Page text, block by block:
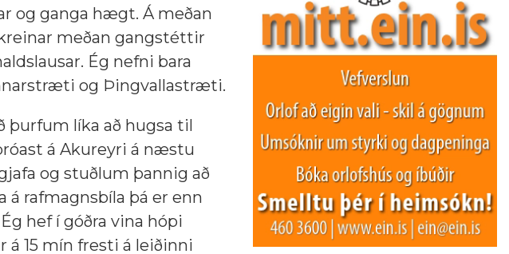
og ganga hægt. Á meðan
meðan gangstéttir
Ég nefni bara
og Þingvallastræti.
þurfum líka að hugsa til
á Akureyri á næstu
og stuðlum þannig að
rafmagnsbíla þá er enn
hef í góðra vina hópi
á 15 mín fresti á leiðinni